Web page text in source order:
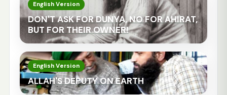
English Version
DON'T ASK FOR DUNYA, NO FOR AHIRAT,
BUT FOR THEIR OWNER!
English Version
ALLAH'S DEPUTY ON EARTH